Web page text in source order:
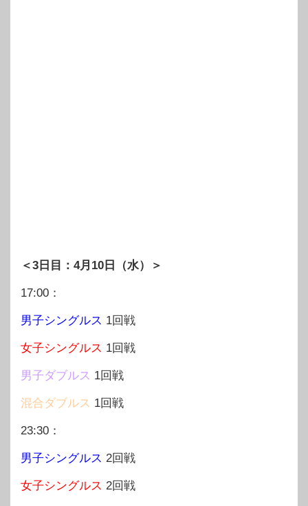
＜3日目：4月10日（水）＞
17:00：
男子シングルス 1回戦
女子シングルス 1回戦
男子ダブルス 1回戦
混合ダブルス 1回戦
23:30：
男子シングルス 2回戦
女子シングルス 2回戦